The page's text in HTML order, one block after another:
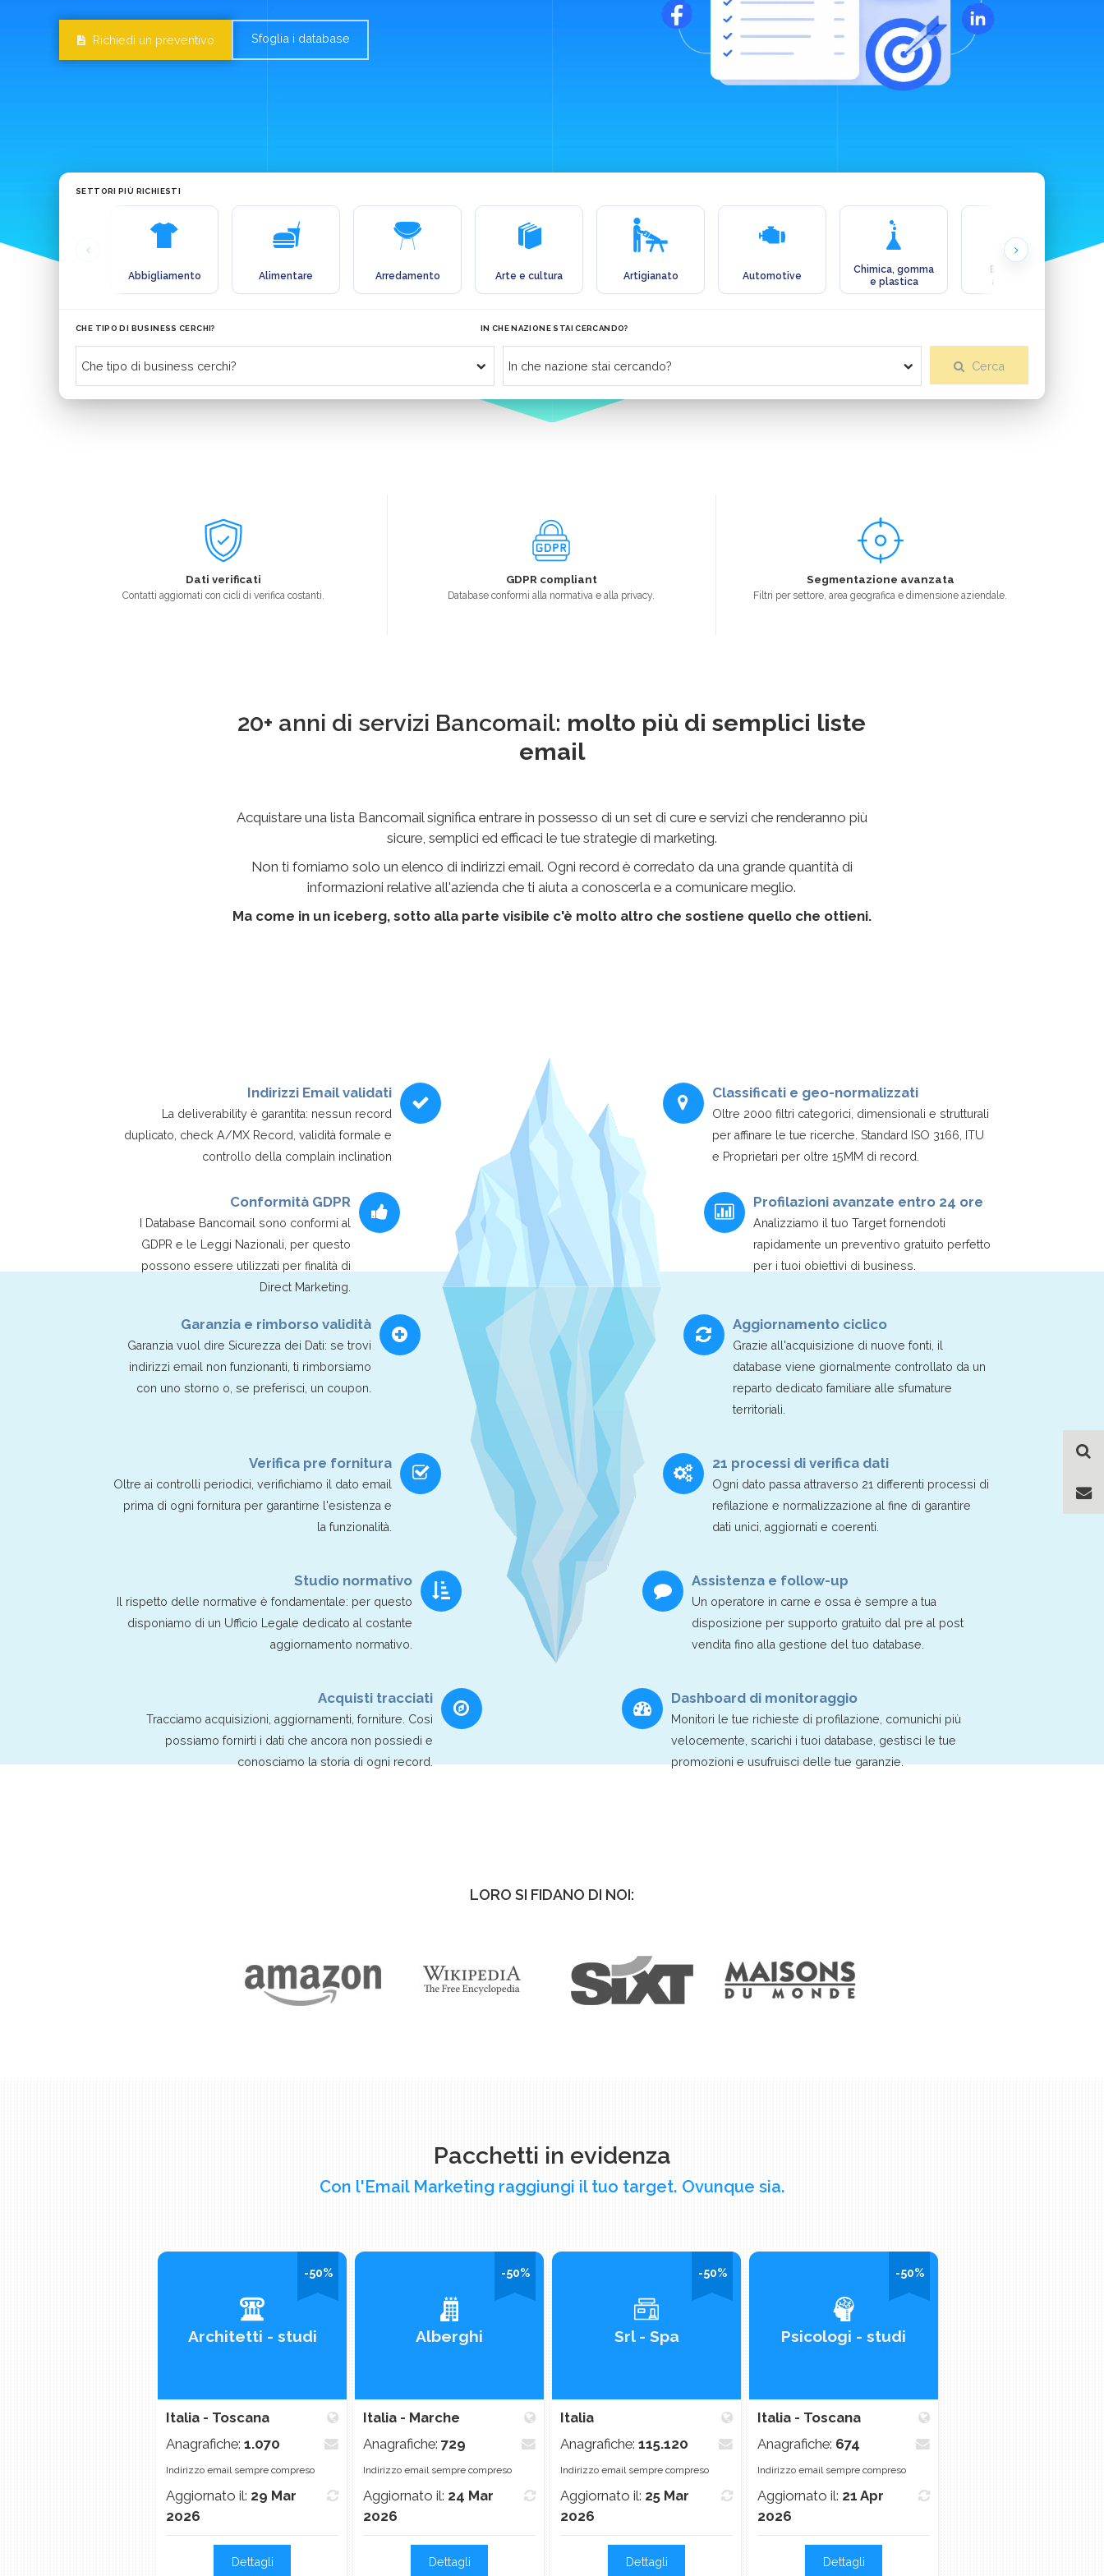
Richiedi un preventivo Sfoglia i database
SETTORI PIÙ RICHIESTI
Abbigliamento Alimentare Arredamento Arte e cultura Artigianato Automotive
Chimica, gomma
e plastica
Ecologia e
ambiente
CHE TIPO DI BUSINESS CERCHI? IN CHE NAZIONE STAI CERCANDO?
Cerca
Dati verificati
Contatti aggiornati con cicli di verifica costanti.
GDPR compliant
Database conformi alla normativa e alla privacy.
Segmentazione avanzata
Filtri per settore, area geografica e dimensione aziendale.
20+ anni di servizi Bancomail: molto più di semplici liste
email
Acquistare una lista Bancomail significa entrare in possesso di un set di cure e servizi che renderanno più
sicure, semplici ed efficaci le tue strategie di marketing.
Non ti forniamo solo un elenco di indirizzi email. Ogni record è corredato da una grande quantità di
informazioni relative all'azienda che ti aiuta a conoscerla e a comunicare meglio.
Ma come in un iceberg, sotto alla parte visibile c'è molto altro che sostiene quello che ottieni.
Indirizzi Email validati
La deliverability è garantita: nessun record
duplicato, check A/MX Record, validità formale e
controllo della complain inclination
Classificati e geo-normalizzati
Oltre 2000 filtri categorici, dimensionali e strutturali
per affinare le tue ricerche. Standard ISO 3166, ITU
e Proprietari per oltre 15MM di record.
Conformità GDPR
I Database Bancomail sono conformi al
GDPR e le Leggi Nazionali, per questo
possono essere utilizzati per finalità di
Direct Marketing.
Profilazioni avanzate entro 24 ore
Analizziamo il tuo Target fornendoti
rapidamente un preventivo gratuito perfetto
per i tuoi obiettivi di business.
Garanzia e rimborso validità
Garanzia vuol dire Sicurezza dei Dati: se trovi
indirizzi email non funzionanti, ti rimborsiamo
con uno storno o, se preferisci, un coupon.
Aggiornamento ciclico
Grazie all'acquisizione di nuove fonti, il
database viene giornalmente controllato da un
reparto dedicato familiare alle sfumature
territoriali.
Verifica pre fornitura
Oltre ai controlli periodici, verifichiamo il dato email
prima di ogni fornitura per garantirne l'esistenza e
la funzionalità.
21 processi di verifica dati
Ogni dato passa attraverso 21 differenti processi di
refilazione e normalizzazione al fine di garantire
dati unici, aggiornati e coerenti.
Studio normativo
Il rispetto delle normative è fondamentale: per questo
disponiamo di un Ufficio Legale dedicato al costante
aggiornamento normativo.
Assistenza e follow-up
Un operatore in carne e ossa è sempre a tua
disposizione per supporto gratuito dal pre al post
vendita fino alla gestione del tuo database.
Acquisti tracciati
Tracciamo acquisizioni, aggiornamenti, forniture. Così
possiamo fornirti i dati che ancora non possiedi e
conosciamo la storia di ogni record.
Dashboard di monitoraggio
Monitori le tue richieste di profilazione, comunichi più
velocemente, scarichi i tuoi database, gestisci le tue
promozioni e usufruisci delle tue garanzie.
LORO SI FIDANO DI NOI:
Pacchetti in evidenza
Con l'Email Marketing raggiungi il tuo target. Ovunque sia.
-50%
Architetti - studi
Italia - Toscana
Anagrafiche: 1.070
Indirizzo email sempre compreso
Aggiornato il: 29 Mar
2026
Dettagli
-50%
Alberghi
Italia - Marche
Anagrafiche: 729
Indirizzo email sempre compreso
Aggiornato il: 24 Mar
2026
Dettagli
-50%
Srl - Spa
Italia
Anagrafiche: 115.120
Indirizzo email sempre compreso
Aggiornato il: 25 Mar
2026
Dettagli
-50%
Psicologi - studi
Italia - Toscana
Anagrafiche: 674
Indirizzo email sempre compreso
Aggiornato il: 21 Apr
2026
Dettagli